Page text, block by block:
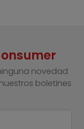
novedad
boletines